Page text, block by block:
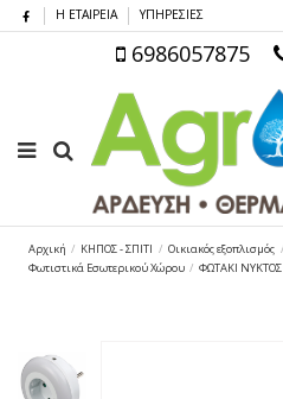
Η ΕΤΑΙΡΕΙΑ ΥΠΗΡΕΣΙΕΣ
6986057875
Αρχική ΚΗΠΟΣ - ΣΠΙΤΙ Οικιακός εξοπλισμός
Φωτιστικά Εσωτερικού Χώρου
ΦΩΤΑΚΙ ΝΥΚΤΟΣ